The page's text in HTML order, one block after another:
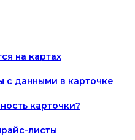
на картах
с данными в карточке
карточки?
листы